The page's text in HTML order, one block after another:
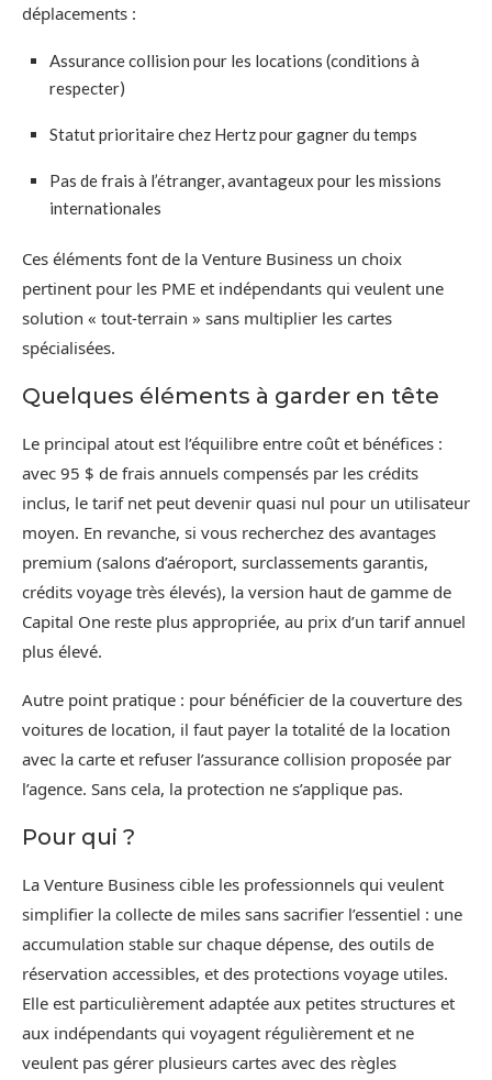
déplacements :
Assurance collision pour les locations (conditions à
respecter)
Statut prioritaire chez Hertz pour gagner du temps
Pas de frais à l’étranger, avantageux pour les missions
internationales
Ces éléments font de la Venture Business un choix
pertinent pour les PME et indépendants qui veulent une
solution « tout-terrain » sans multiplier les cartes
spécialisées.
Quelques éléments à garder en tête
Le principal atout est l’équilibre entre coût et bénéfices :
avec 95 $ de frais annuels compensés par les crédits
inclus, le tarif net peut devenir quasi nul pour un utilisateur
moyen. En revanche, si vous recherchez des avantages
premium (salons d’aéroport, surclassements garantis,
crédits voyage très élevés), la version haut de gamme de
Capital One reste plus appropriée, au prix d’un tarif annuel
plus élevé.
Autre point pratique : pour bénéficier de la couverture des
voitures de location, il faut payer la totalité de la location
avec la carte et refuser l’assurance collision proposée par
l’agence. Sans cela, la protection ne s’applique pas.
Pour qui ?
La Venture Business cible les professionnels qui veulent
simplifier la collecte de miles sans sacrifier l’essentiel : une
accumulation stable sur chaque dépense, des outils de
réservation accessibles, et des protections voyage utiles.
Elle est particulièrement adaptée aux petites structures et
aux indépendants qui voyagent régulièrement et ne
veulent pas gérer plusieurs cartes avec des règles